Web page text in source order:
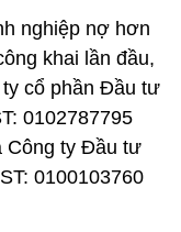
nghiệp nợ hơn
khai lần đầu,
cổ phần Đầu tư
0102787795
Công ty Đầu tư
0100103760